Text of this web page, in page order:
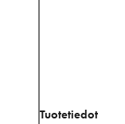
Tuotetiedot